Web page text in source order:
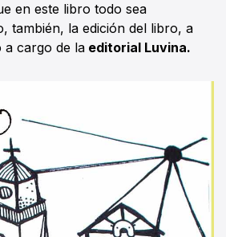
en este libro todo sea
también, la edición del libro, a
a cargo de la editorial Luvina.